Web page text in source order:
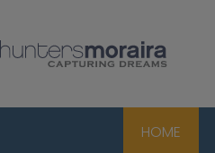
HOME